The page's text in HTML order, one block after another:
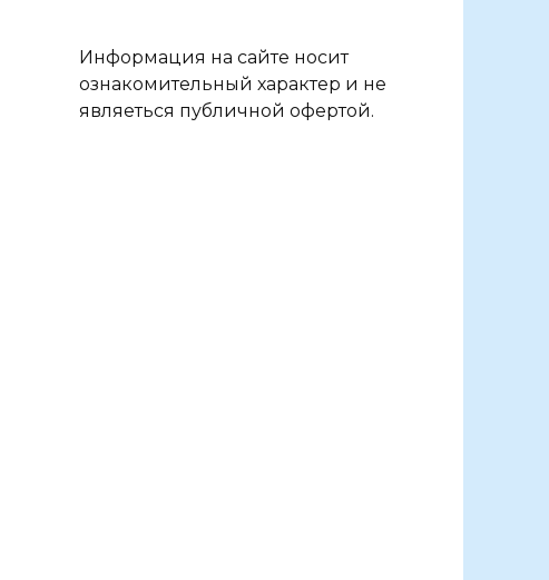
Информация на сайте носит
ознакомительный характер и не
являеться публичной офертой.